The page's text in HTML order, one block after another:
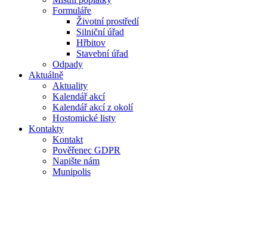
Formuláře
Životní prostředí
Silniční úřad
Hřbitov
Stavební úřad
Odpady
Aktuálně
Aktuality
Kalendář akcí
Kalendář akcí z okolí
Hostomické listy
Kontakty
Kontakt
Pověřenec GDPR
Napište nám
Munipolis